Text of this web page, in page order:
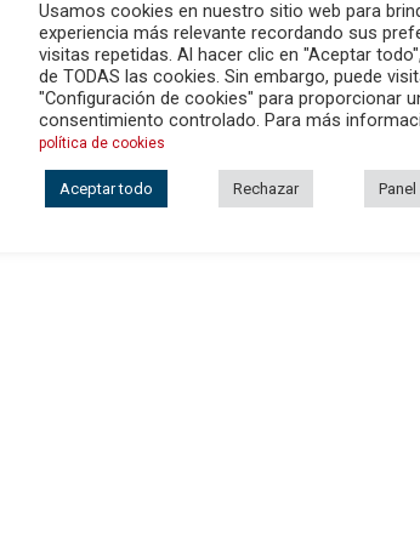
Usamos cookies en nuestro sitio web para
experiencia más relevante recordando sus
visitas repetidas. Al hacer clic en "Aceptar
de TODAS las cookies. Sin embargo, puede
"Configuración de cookies" para proporcionar
consentimiento controlado. Para más
política de cookies
Aceptar todo Rechazar